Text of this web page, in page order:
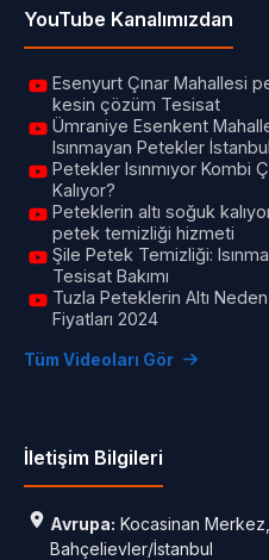
YouTube Kanalımızdan
Esenyurt Çınar Mahallesi
kesin çözüm Tesisat
Ümraniye Esenkent
Isınmayan Petekler
Petekler Isınmıyor Kombi
Kalıyor?
Peteklerin altı soğuk
petek temizliği hizmeti
Şile Petek Temizliği:
Tesisat Bakımı
Tuzla Peteklerin Altı
Fiyatları 2024
Tüm Videoları Gör
İletişim Bilgileri
Avrupa: Kocasinan
Bahçelievler/İstanbul